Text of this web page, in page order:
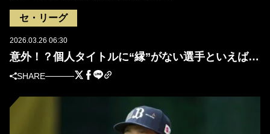
セ・リーグ
2026.03.26 06:30
意外！？個人タイトルに“縁”がない選手といえば…
SHARE